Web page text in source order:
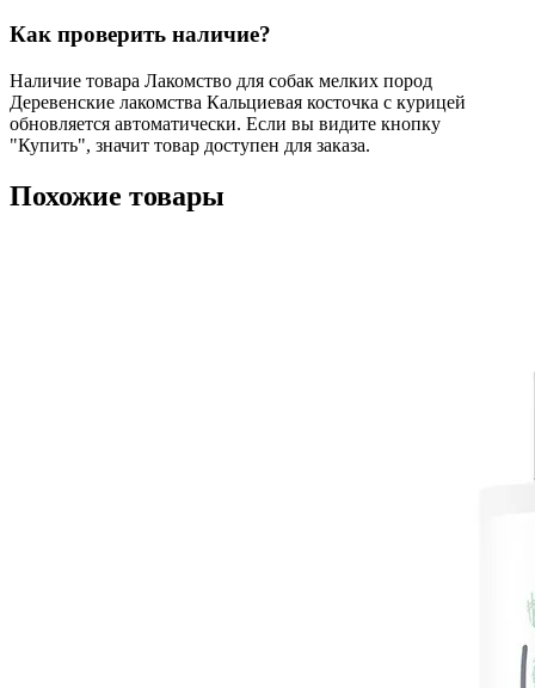
Как проверить наличие?
Наличие товара Лакомство для собак мелких пород
Деревенские лакомства Кальциевая косточка с курицей
обновляется автоматически. Если вы видите кнопку
"Купить", значит товар доступен для заказа.
Похожие товары